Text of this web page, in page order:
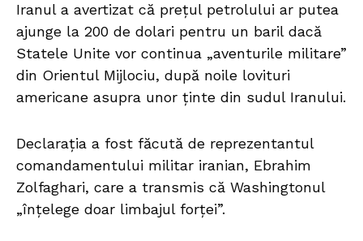
Iranul a avertizat că prețul petrolului ar putea
ajunge la 200 de dolari pentru un baril dacă
Statele Unite vor continua „aventurile militare”
din Orientul Mijlociu, după noile lovituri
americane asupra unor ținte din sudul Iranului.
Declarația a fost făcută de reprezentantul
comandamentului militar iranian, Ebrahim
Zolfaghari, care a transmis că Washingtonul
„înțelege doar limbajul forței”.